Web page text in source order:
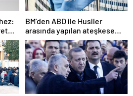
BM’den ABD ile Husiler
arasında yapılan ateşkese
ilişkin değerlendirme